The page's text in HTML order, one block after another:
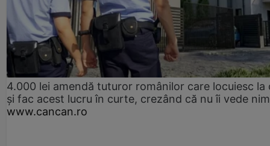
4.000 lei amendă tuturor românilor care locuiesc la
și fac acest lucru în curte, crezând că nu îi vede
www.cancan.ro